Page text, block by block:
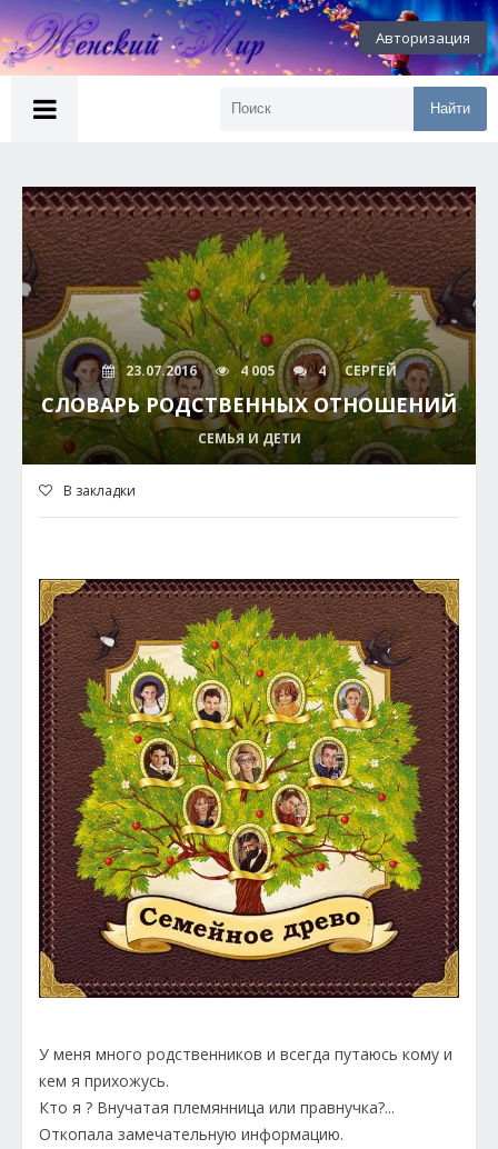
Авторизация
Найти
23.07.2016 4 005 4 СЕРГЕЙ
СЛОВАРЬ РОДСТВЕННЫХ ОТНОШЕНИЙ
СЕМЬЯ И ДЕТИ
В закладки
У меня много родственников и всегда путаюсь кому и
кем я прихожусь.
Кто я ? Внучатая племянница или правнучка?...
Откопала замечательную информацию.